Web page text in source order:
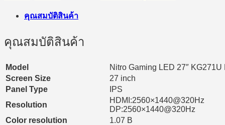
คุณสมบัติสินค้า
คุณสมบัติสินค้า
Model
Nitro Gaming LED 27″ KG271U
Screen Size
27 inch
Panel Type
IPS
Resolution
HDMI:2560×1440@320Hz
DP:2560×1440@320Hz
Color resolution
1.07 B